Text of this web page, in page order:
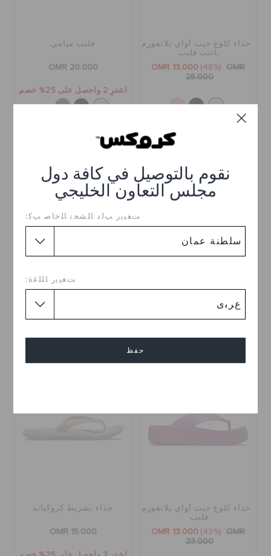
نقوم بالتوصيل في كافة دول
مجلس التعاون الخليجي
ﺖﻐﻴﻳﺭ ﺐﻟﺩ ﺎﻠﺸﺤﻧ ﺎﻠﺧﺎﺻ ﺐﻛ:
ﺖﻐﻴﻳﺭ ﺎﻠﻠﻏﺓ:
حفظ
حذاء كلوغ جيت أواي بلاتفورم
باتنت فليب
OMR 13.000 (48%)
OMR
25.000
فليب ميامي
OMR 20.000
اشترِ 2 واحصل على 25% خصم
تخفيضات
+3
فليب ميلو ريكوفري للنساء
OMR 12.000
+3
حذاء كلوغ جيت أواي بلاتفورم
فليب
OMR 13.000 (43%)
OMR
23.000
حذاء بشريط كروكباند
OMR 15.000